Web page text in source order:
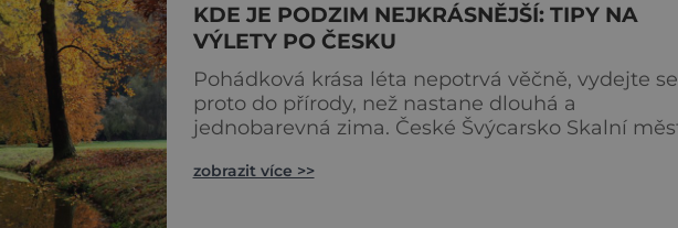
KDE JE PODZIM NEJKRÁSNĚJŠÍ: TIPY NA
VÝLETY PO ČESKU
Pohádková krása léta nepotrvá věčně, vydejte se
proto do přírody, než nastane dlouhá a
jednobarevná zima. České Švýcarsko Skalní města
samozřejmě ideální oblasti s velkým množstvím
zobrazit více >>